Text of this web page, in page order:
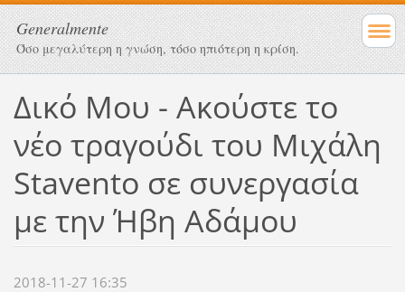
Generalmente
Όσο μεγαλύτερη η γνώση, τόσο ηπιότερη η κρίση.
Δικό Μου - Ακούστε το
νέο τραγούδι του Μιχάλη
Stavento σε συνεργασία
με την Ήβη Αδάμου
2018-11-27 16:35